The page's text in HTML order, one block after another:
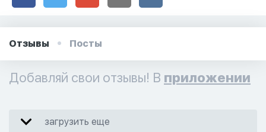
Отзывы Посты
Добавляй свои отзывы! В приложении
загрузить еще